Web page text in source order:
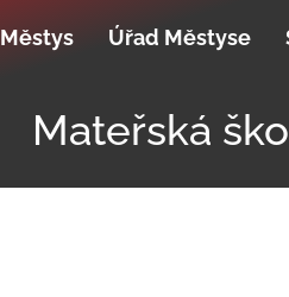
Městys Úřad Městyse
Mateřská